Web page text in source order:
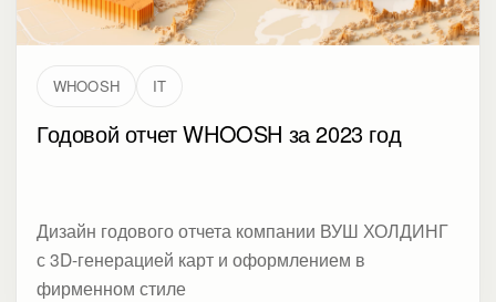
WHOOSH IT
Годовой отчет WHOOSH за 2023 год
Дизайн годового отчета компании ВУШ ХОЛДИНГ
с 3D-генерацией карт и оформлением в
фирменном стиле